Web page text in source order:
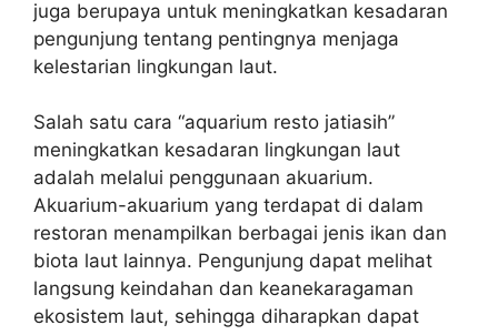
juga berupaya untuk meningkatkan kesadaran
pengunjung tentang pentingnya menjaga
kelestarian lingkungan laut.
Salah satu cara “aquarium resto jatiasih”
meningkatkan kesadaran lingkungan laut
adalah melalui penggunaan akuarium.
Akuarium-akuarium yang terdapat di dalam
restoran menampilkan berbagai jenis ikan dan
biota laut lainnya. Pengunjung dapat melihat
langsung keindahan dan keanekaragaman
ekosistem laut, sehingga diharapkan dapat